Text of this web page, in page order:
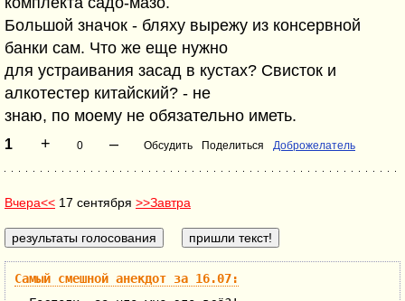
Большой значок - бляху вырежу из консервной
банки сам. Что же еще нужно
для устраивания засад в кустах? Свисток и
алкотестер китайский? - не
знаю, по моему не обязательно иметь.
1 + 0 – Обсудить Поделиться Доброжелатель
Вчера<< 17 сентября >>Завтра
Самый смешной анекдот за 16.07: